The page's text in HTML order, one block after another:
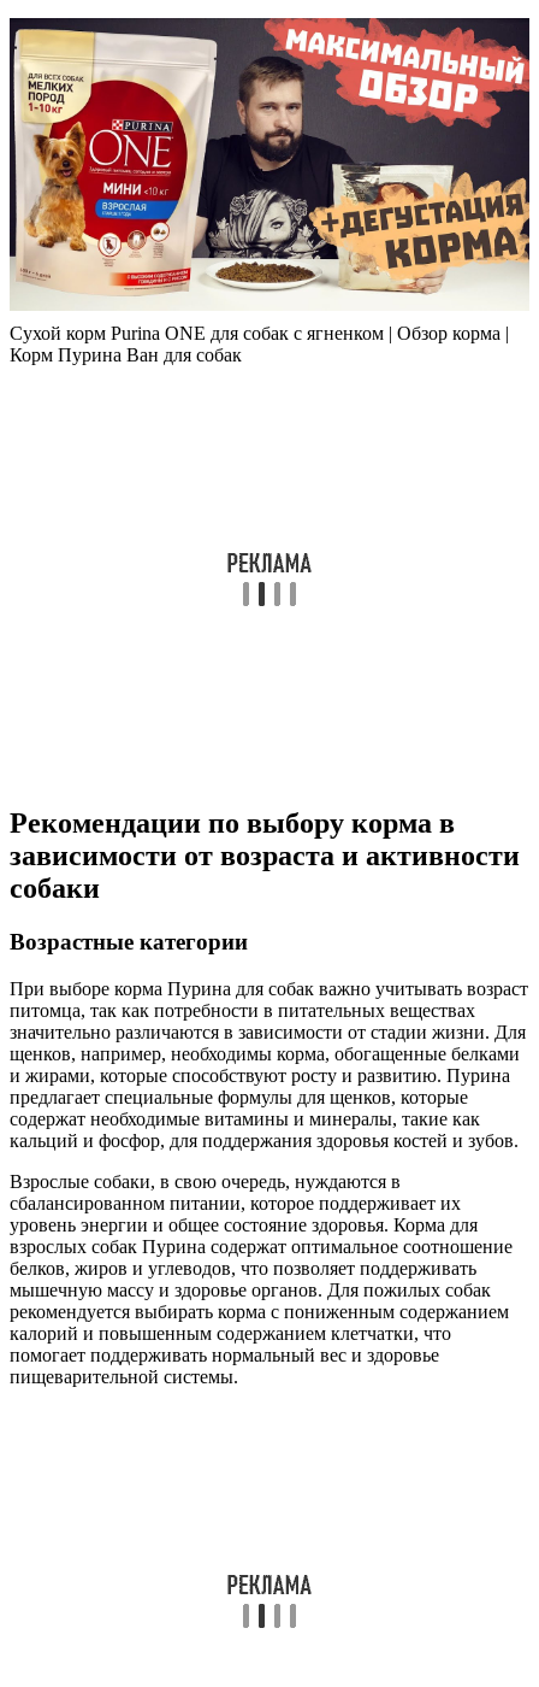
Сухой корм Purina ONE для собак с ягненком | Обзор корма |
Корм Пурина Ван для собак
Рекомендации по выбору корма в
зависимости от возраста и активности
собаки
Возрастные категории
При выборе корма Пурина для собак важно учитывать возраст
питомца, так как потребности в питательных веществах
значительно различаются в зависимости от стадии жизни. Для
щенков, например, необходимы корма, обогащенные белками
и жирами, которые способствуют росту и развитию. Пурина
предлагает специальные формулы для щенков, которые
содержат необходимые витамины и минералы, такие как
кальций и фосфор, для поддержания здоровья костей и зубов.
Взрослые собаки, в свою очередь, нуждаются в
сбалансированном питании, которое поддерживает их
уровень энергии и общее состояние здоровья. Корма для
взрослых собак Пурина содержат оптимальное соотношение
белков, жиров и углеводов, что позволяет поддерживать
мышечную массу и здоровье органов. Для пожилых собак
рекомендуется выбирать корма с пониженным содержанием
калорий и повышенным содержанием клетчатки, что
помогает поддерживать нормальный вес и здоровье
пищеварительной системы.